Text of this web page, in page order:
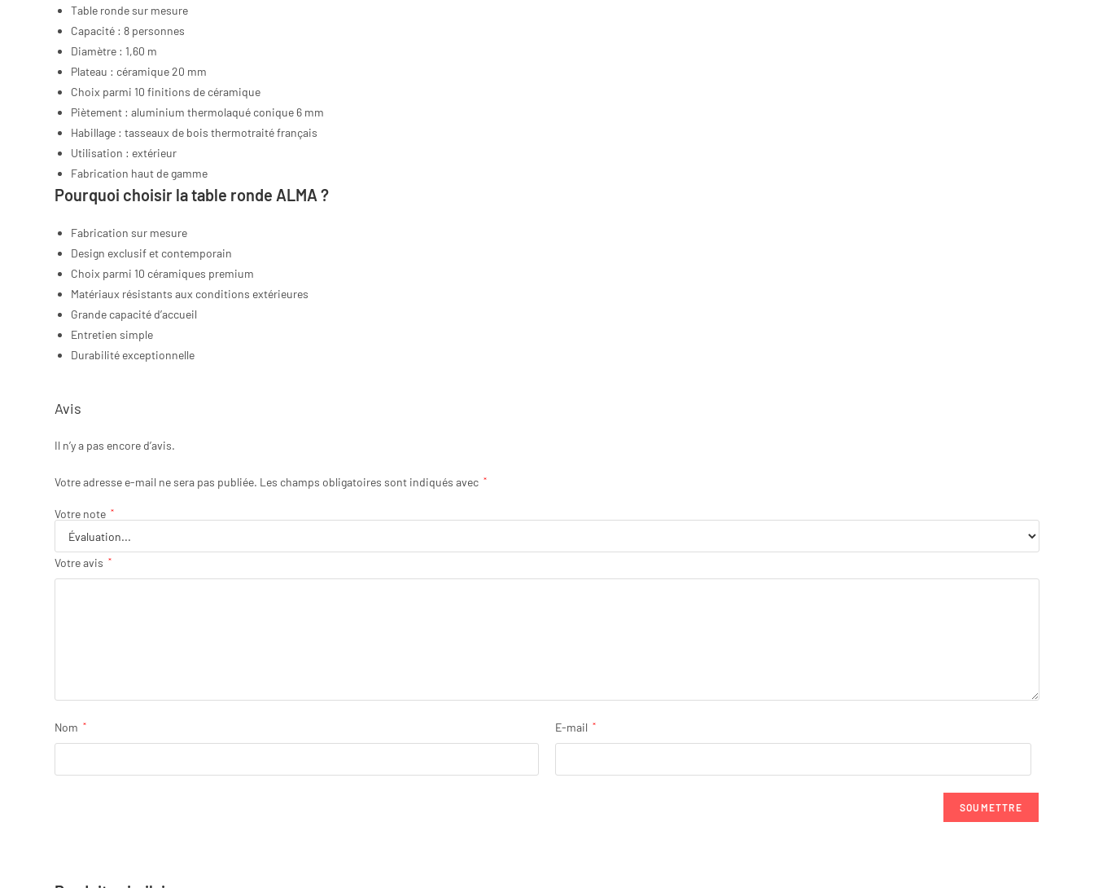
Table ronde sur mesure
Capacité : 8 personnes
Diamètre : 1,60 m
Plateau : céramique 20 mm
Choix parmi 10 finitions de céramique
Piètement : aluminium thermolaqué conique 6 mm
Habillage : tasseaux de bois thermotraité français
Utilisation : extérieur
Fabrication haut de gamme
Pourquoi choisir la table ronde ALMA ?
Fabrication sur mesure
Design exclusif et contemporain
Choix parmi 10 céramiques premium
Matériaux résistants aux conditions extérieures
Grande capacité d’accueil
Entretien simple
Durabilité exceptionnelle
Avis
Il n’y a pas encore d’avis.
Votre adresse e-mail ne sera pas publiée. Les champs obligatoires sont indiqués avec *
Votre note *
Votre avis *
Nom * E-mail *